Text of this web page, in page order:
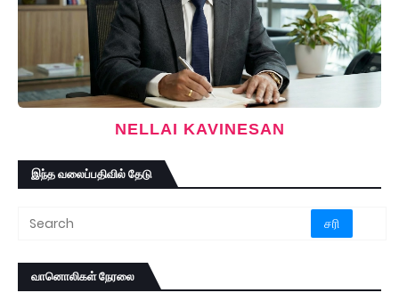
NELLAI KAVINESAN
இந்த வலைப்பதிவில் தேடு
வானொலிகள் நேரலை